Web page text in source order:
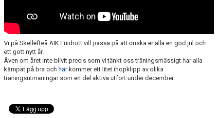
Vi på Skellefteå AIK Friidrott vill passa på att önska er alla en god jul och
ett gott nytt år.
Även om året inte blivit precis som vi tänkt oss träningsmässigt har alla
kämpat på bra och härkommer ett litet ihopklipp av olika
träningsutmaningar som en del aktiva utfört under december